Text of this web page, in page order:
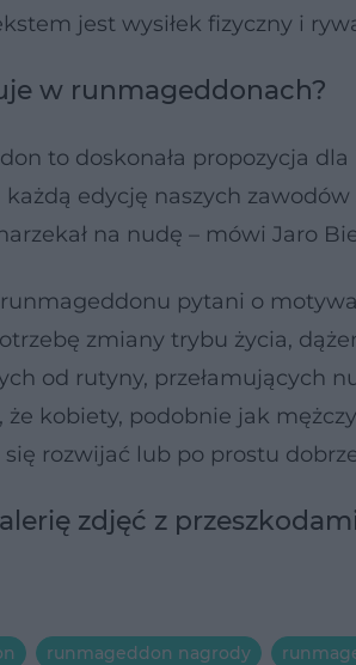
jest wysiłek fizyczny i
w runmageddonach?
to doskonała propozycja
każdą edycję naszych
na nudę – mówi Jaro
pytani o
zmiany trybu życia,
od rutyny, przełamujących
że kobiety, podobnie jak
rozwijać lub po prostu
zdjęć z
runmageddon nagrody